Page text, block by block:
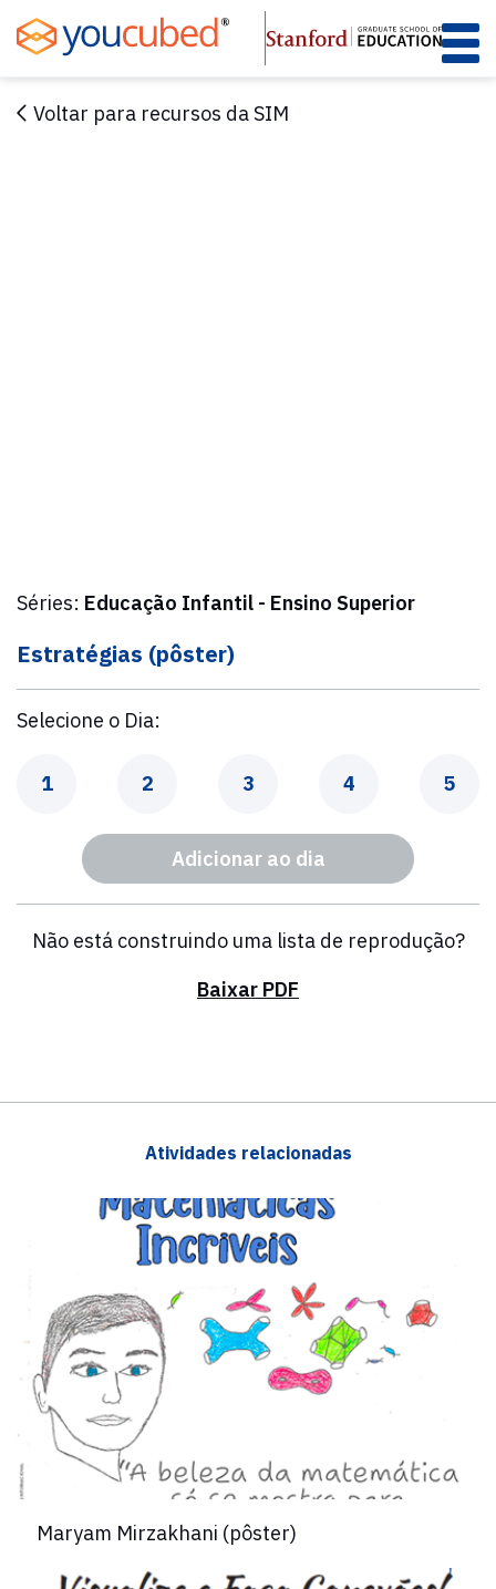
to
Content
Voltar para recursos da SIM
Séries: Educação Infantil - Ensino Superior
Estratégias (pôster)
Selecione o Dia:
Dia
1 Dia
2 Dia
3 Dia
4 Dia
5
Adicionar ao dia
Não está construindo uma lista de reprodução?
Baixar PDF
Atividades relacionadas
Maryam Mirzakhani (pôster)